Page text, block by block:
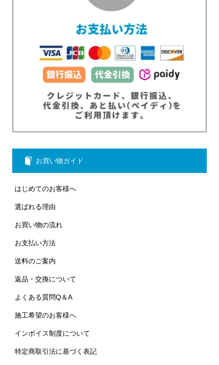
お買い物ガイド
はじめてのお客様へ
選ばれる理由
お買い物の流れ
お支払い方法
送料のご案内
返品・交換について
よくある質問Q＆A
施工希望のお客様へ
インボイス制度について
特定商取引法に基づく表記